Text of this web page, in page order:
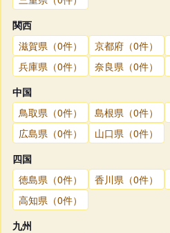
関西
滋賀県（0件）
京都府（0件）
兵庫県（0件）
奈良県（0件）
中国
鳥取県（0件）
島根県（0件）
広島県（0件）
山口県（0件）
四国
徳島県（0件）
香川県（0件）
高知県（0件）
九州